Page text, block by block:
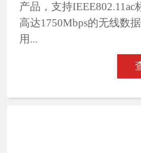
产品，支持IEEE802.11ac
高达1750Mbps的无线数
用...